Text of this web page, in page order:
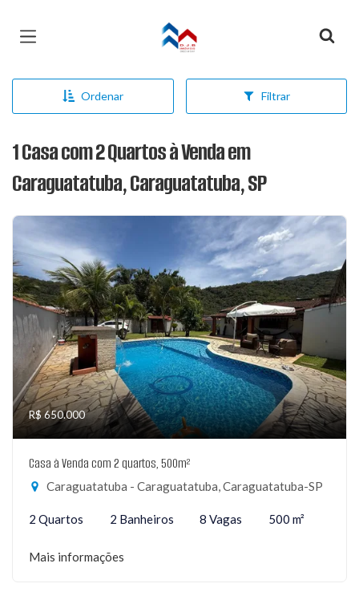
Página inicial
Ordenar Filtrar
1 Casa com 2 Quartos à Venda em
Caraguatatuba, Caraguatatuba, SP
R$ 650.000
Casa à Venda com 2 quartos, 500m²
Caraguatatuba - Caraguatatuba, Caraguatatuba-SP
2 Quartos 2 Banheiros 8 Vagas 500 m²
Mais informações